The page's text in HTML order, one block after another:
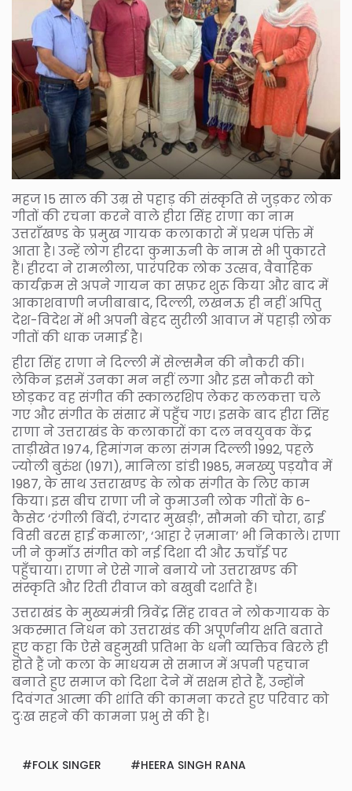
महज 15 साल की उम्र से पहाड़ की संस्कृति से जुड़कर लोक
गीतों की रचना करने वाले हीरा सिंह राणा का नाम
उत्तराँखण्ड के प्रमुख गायक कलाकारो में प्रथम पंक्ति में
आता है। उन्हें लोग हीरदा कुमाऊनी के नाम से भी पुकारते
हैं। हीरदा ने रामलीला, पारंपरिक लोक उत्सव, वैवाहिक
कार्यक्रम से अपने गायन का सफ़र शुरू किया और बाद में
आकाशवाणी नजीबाबाद, दिल्ली, लखनऊ ही नहीं अपितु
देश-विदेश में भी अपनी बेहद सुरीली आवाज में पहाड़ी लोक
गीतों की धाक जमाई है।
हीरा सिंह राणा ने दिल्ली में सेल्समैन की नौकरी की।
लेकिन इसमें उनका मन नहीं लगा और इस नौकरी को
छोड़कर वह संगीत की स्कालरशिप लेकर कलकत्ता चले
गए और संगीत के संसार में पहुँच गए। इसके बाद हीरा सिंह
राणा ने उत्तराखंड के कलाकारों का दल नवयुवक केंद्र
ताड़ीखेत 1974, हिमांगन कला संगम दिल्ली 1992, पहले
ज्योली बुरुंश (1971), मानिला डांडी 1985, मनख्यु पड़यौव में
1987, के साथ उत्तराखण्ड के लोक संगीत के लिए काम
किया। इस बीच राणा जी ने कुमाउनी लोक गीतों के 6-
कैसेट ‘रंगीली बिंदी, रंगदार मुखड़ी’, सौमनो की चोरा, ढाई
विसी बरस हाई कमाला’, ‘आहा रे ज़माना’ भी निकाले। राणा
जी ने कुमाँउ संगीत को नई दिशा दी और ऊचाँई पर
पहुँचाया। राणा ने ऐसे गाने बनाये जो उत्तराखण्ड की
संस्कृति और रिती रीवाज को बखुबी दर्शाते हैं।
उत्तराखंड के मुख्यमंत्री त्रिवेंद्र सिंह रावत ने लोकगायक के
अकस्मात निधन को उत्तराखंड की अपूर्णनीय क्षति बताते
हुए कहा कि ऐसे बहुमुखी प्रतिभा के धनी व्यक्तिव बिरले ही
होते हैं जो कला के माधयम से समाज में अपनी पहचान
बनाते हुए समाज को दिशा देने में सक्षम होते हैं, उन्होंने
दिवंगत आत्मा की शांति की कामना करते हुए परिवार को
दुःख सहने की कामना प्रभु से की है।
FOLK SINGER HEERA SINGH RANA